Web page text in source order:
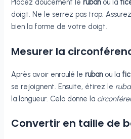
Placez doucement le rubanou la
doigt. Ne le serrez pas trop.
bien la forme de votre doigt.
Mesurer la
Après avoir enroulé le rubanou la
se rejoignent. Ensuite, étirez le
la longueur. Cela donne la
Convertir en taille de